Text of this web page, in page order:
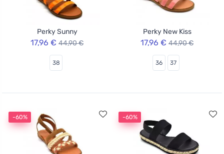
Perky Sunny
17,96 € 44,90 €
38
Perky New Kiss
17,96 € 44,90 €
36 37
-60% -60%